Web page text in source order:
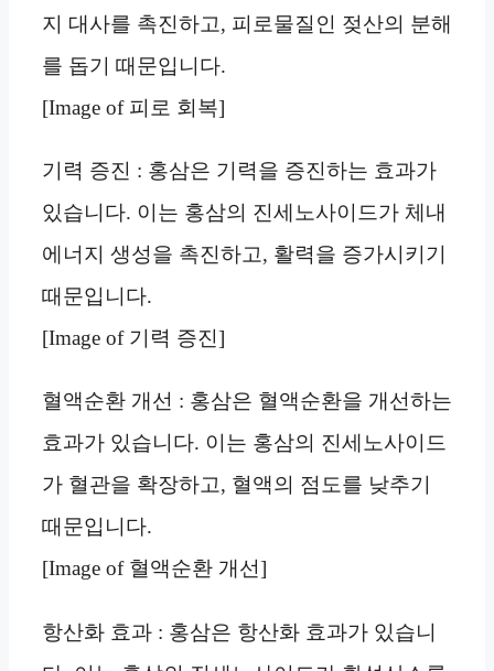
지 대사를 촉진하고, 피로물질인 젖산의 분해
를 돕기 때문입니다.
[Image of 피로 회복]
기력 증진 : 홍삼은 기력을 증진하는 효과가
있습니다. 이는 홍삼의 진세노사이드가 체내
에너지 생성을 촉진하고, 활력을 증가시키기
때문입니다.
[Image of 기력 증진]
혈액순환 개선 : 홍삼은 혈액순환을 개선하는
효과가 있습니다. 이는 홍삼의 진세노사이드
가 혈관을 확장하고, 혈액의 점도를 낮추기
때문입니다.
[Image of 혈액순환 개선]
항산화 효과 : 홍삼은 항산화 효과가 있습니